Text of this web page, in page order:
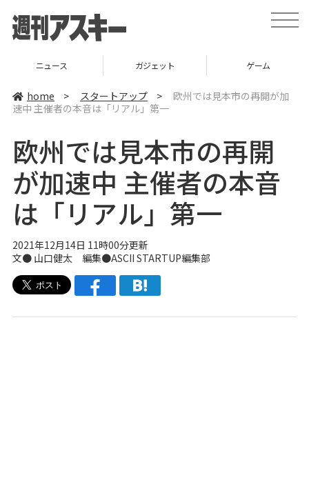
t
o
v
ニュース ガジェット ゲーム
home > スタートアップ >
欧州では見本市の再開が加
速中 主催者の本音は「リアル」第一
欧州では見本市の再開
が加速中 主催者の本音
は「リアル」第一
2021年12月14日 11時00分更新
文● 山口健太 編集●ASCII STARTUP編集部